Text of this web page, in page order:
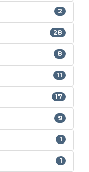
2
28
8
11
17
9
1
1